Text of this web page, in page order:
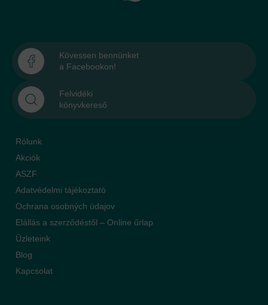
Kövessen bennünket
a Facebookon!
Felvidéki
könyvkereső
Rólunk
Akciók
ASZF
Adatvédelmi tájékoztató
Ochrana osobných údajov
Elállás a szerződéstől – Online űrlap
Üzleteink
Blog
Kapcsolat